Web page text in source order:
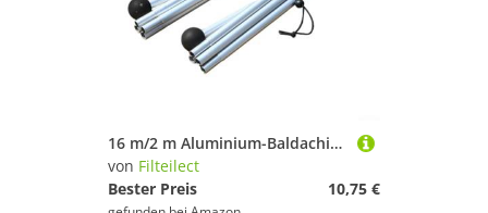
16 m/2 m Aluminium-Baldachin, faltbar, für Camping und Outdoor, Schutzstange, Silikonspitzenabdeckung
von Filteilect
Bester Preis
10,75 €